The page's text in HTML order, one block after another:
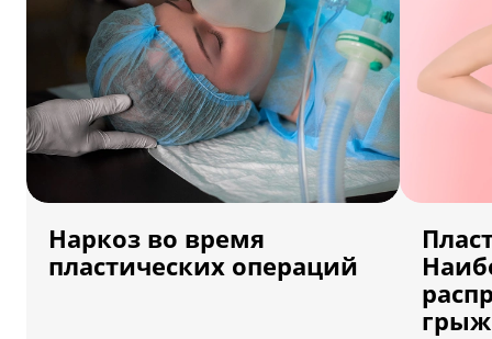
Наркоз во время
пластических операций
грыж